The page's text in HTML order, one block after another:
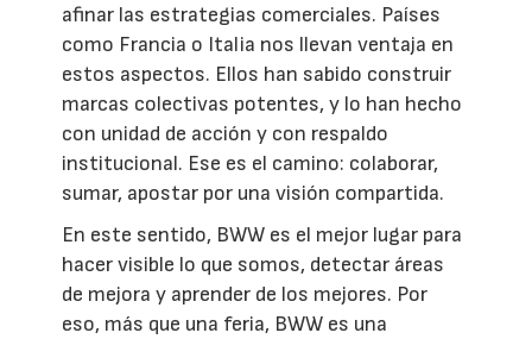
afinar las estrategias comerciales. Países
como Francia o Italia nos llevan ventaja en
estos aspectos. Ellos han sabido construir
marcas colectivas potentes, y lo han hecho
con unidad de acción y con respaldo
institucional. Ese es el camino: colaborar,
sumar, apostar por una visión compartida.
En este sentido, BWW es el mejor lugar para
hacer visible lo que somos, detectar áreas
de mejora y aprender de los mejores. Por
eso, más que una feria, BWW es una